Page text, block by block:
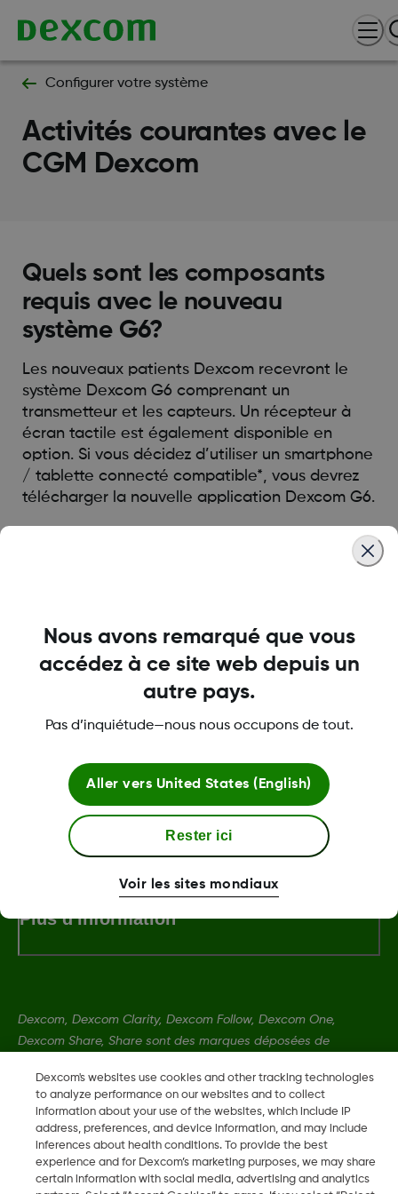
Configurer votre système
Activités courantes avec le
CGM Dexcom
Quels sont les composants
requis avec le nouveau
système G6?
Les nouveaux patients Dexcom recevront le
système Dexcom G6 comprenant un
transmetteur et les capteurs. Un récepteur à
écran tactile est également disponible en
option. Si vous décidez d’utiliser un smartphone
/ tablette connecté compatible*, vous devrez
télécharger la nouvelle application Dexcom G6.
Was this article helpful?
À propos de Dexcom
Plus d'information
Dexcom, Dexcom Clarity, Dexcom Follow, Dexcom One,
Dexcom Share, Share sont des marques déposées de
d'autres pays.
LBL016698 Rev001
Dexcom's websites use cookies and other tracking technologies
to analyze performance on our websites and to collect
information about your use of the websites, which include IP
address, preferences, and device information, and may include
inferences about health conditions. To provide the best
experience and for Dexcom’s marketing purposes, we may share
certain information with social media, advertising and analytics
Nous avons remarqué que vous
accédez à ce site web depuis un
autre pays.
Pas d’inquiétude—nous nous occupons de tout.
Aller vers United States (English)
Rester ici
Voir les sites mondiaux